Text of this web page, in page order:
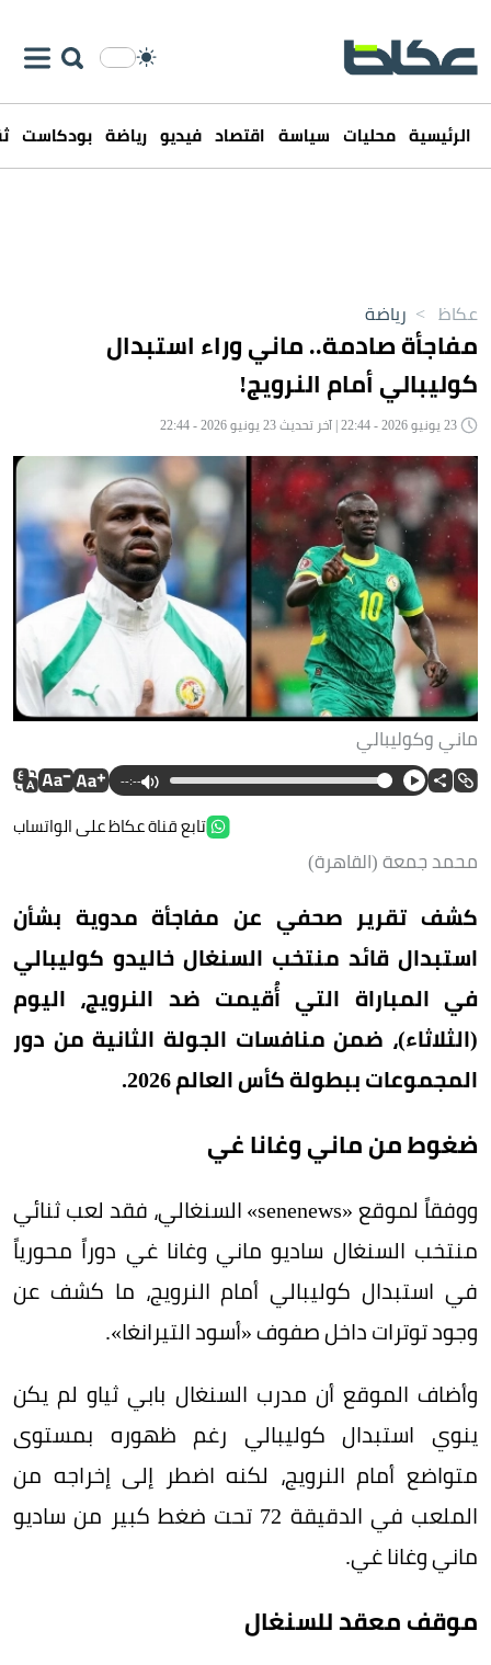
الرئيسية محليات سياسة اقتصاد فيديو رياضة بودكاست
عكاظ > رياضة
مفاجأة صادمة.. ماني وراء استبدال
كوليبالي أمام النرويج!
ماني وكوليبالي
--:--
تابع قناة عكاظ على الواتساب
محمد جمعة (القاهرة)
كشف تقرير صحفي عن مفاجأة مدوية بشأن
استبدال قائد منتخب السنغال خاليدو كوليبالي
في المباراة التي أُقيمت ضد النرويج، اليوم
(الثلاثاء)، ضمن منافسات الجولة الثانية من دور
المجموعات ببطولة كأس العالم 2026.
ضغوط من ماني وغانا غي
ووفقاً لموقع «senenews» السنغالي، فقد لعب ثنائي
منتخب السنغال ساديو ماني وغانا غي دوراً محورياً
في استبدال كوليبالي أمام النرويج، ما كشف عن
وجود توترات داخل صفوف «أسود التيرانغا».
وأضاف الموقع أن مدرب السنغال بابي ثياو لم يكن
ينوي استبدال كوليبالي رغم ظهوره بمستوى
متواضع أمام النرويج، لكنه اضطر إلى إخراجه من
الملعب في الدقيقة 72 تحت ضغط كبير من ساديو
ماني وغانا غي.
موقف معقد للسنغال